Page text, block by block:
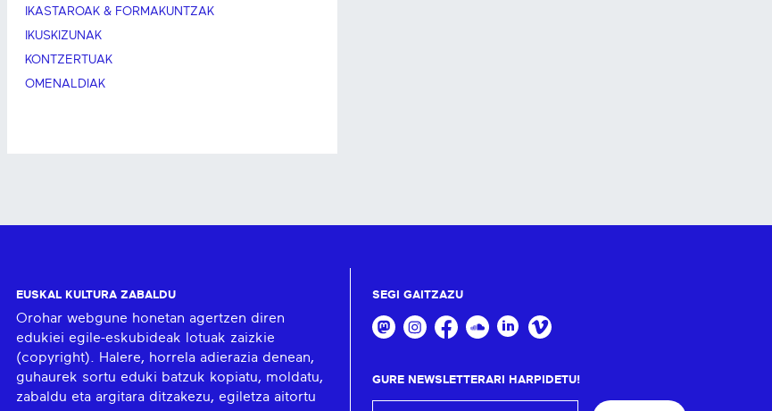
IKASTAROAK & FORMAKUNTZAK
IKUSKIZUNAK
KONTZERTUAK
OMENALDIAK
EUSKAL KULTURA ZABALDU
Orohar webgune honetan agertzen diren
edukiei egile-eskubideak lotuak zaizkie
(copyright). Halere, horrela adierazia denean,
guhaurek sortu eduki batzuk kopiatu, moldatu,
zabaldu eta argitara ditzakezu, egiletza aitortu
SEGI GAITZAZU
GURE NEWSLETTERARI HARPIDETU!